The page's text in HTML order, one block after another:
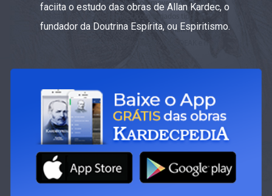
faciita o estudo das obras de Allan Kardec, o
fundador da Doutrina Espírita, ou Espiritismo.